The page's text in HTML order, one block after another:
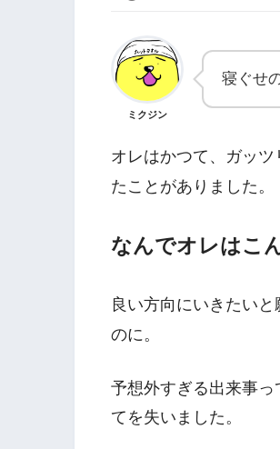
ミクジン
寝ぐせ
オレはかつて、ガッ
たことがありました。
なんでオレはこ
良い方向にいきたい
のに。
予想外すぎる出来事
てを失いました。